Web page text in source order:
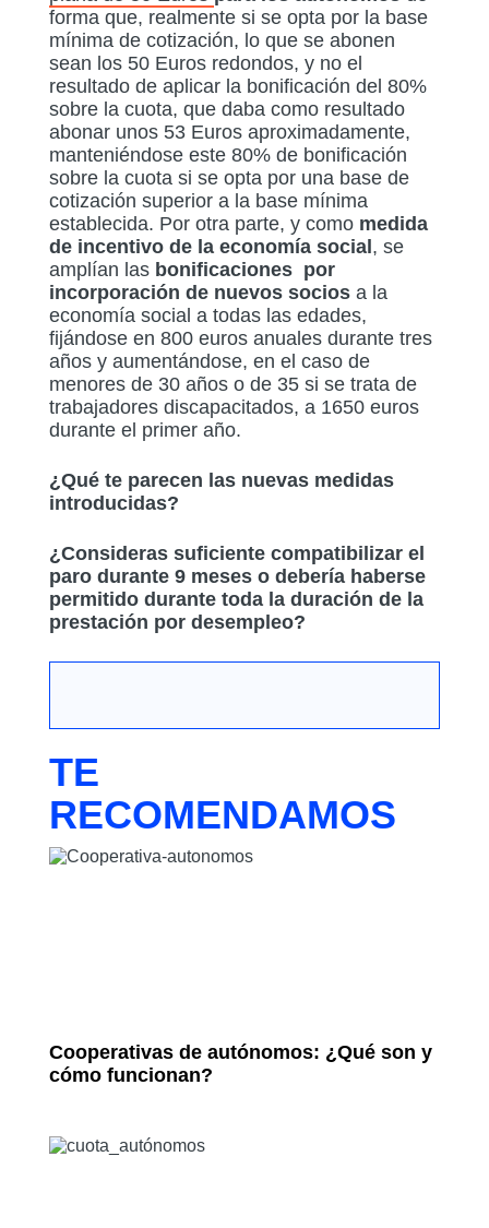
forma que, realmente si se opta por la base
mínima de cotización, lo que se abonen
sean los 50 Euros redondos, y no el
resultado de aplicar la bonificación del 80%
sobre la cuota, que daba como resultado
abonar unos 53 Euros aproximadamente,
manteniéndose este 80% de bonificación
sobre la cuota si se opta por una base de
cotización superior a la base mínima
establecida. Por otra parte, y como medida
de incentivo de la economía social, se
amplían las bonificaciones por
incorporación de nuevos socios a la
economía social a todas las edades,
fijándose en 800 euros anuales durante tres
años y aumentándose, en el caso de
menores de 30 años o de 35 si se trata de
trabajadores discapacitados, a 1650 euros
durante el primer año.
¿Qué te parecen las nuevas medidas
introducidas?
¿Consideras suficiente compatibilizar el
paro durante 9 meses o debería haberse
permitido durante toda la duración de la
prestación por desempleo?
TE
RECOMENDAMOS
Cooperativas de autónomos: ¿Qué son y
cómo funcionan?